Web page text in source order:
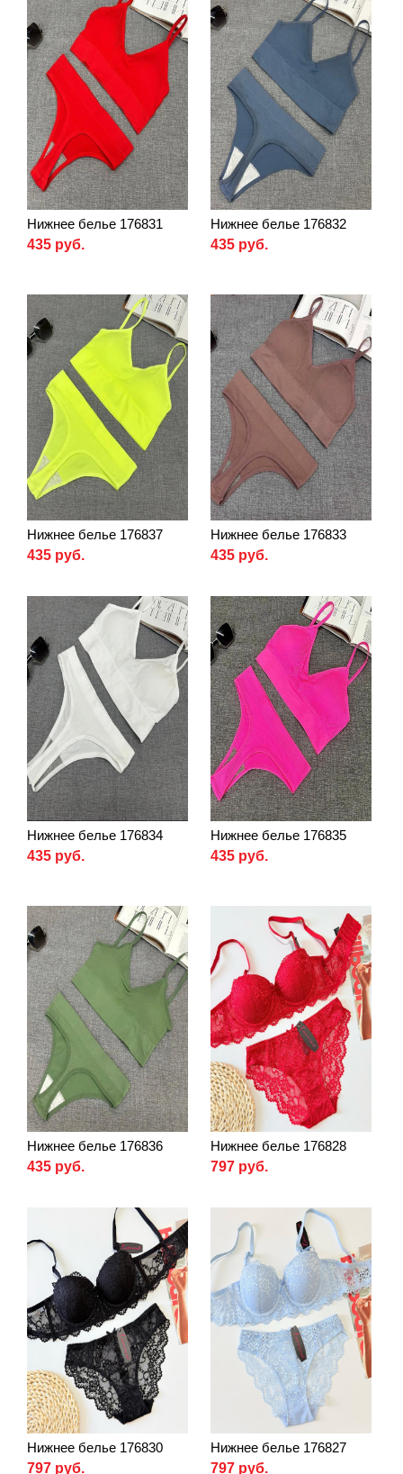
Нижнее белье 176831
435 руб.
Нижнее белье 176832
435 руб.
Нижнее белье 176837
435 руб.
Нижнее белье 176833
435 руб.
Нижнее белье 176834
435 руб.
Нижнее белье 176835
435 руб.
Нижнее белье 176836
435 руб.
Нижнее белье 176828
797 руб.
Нижнее белье 176830
797 руб.
Нижнее белье 176827
797 руб.